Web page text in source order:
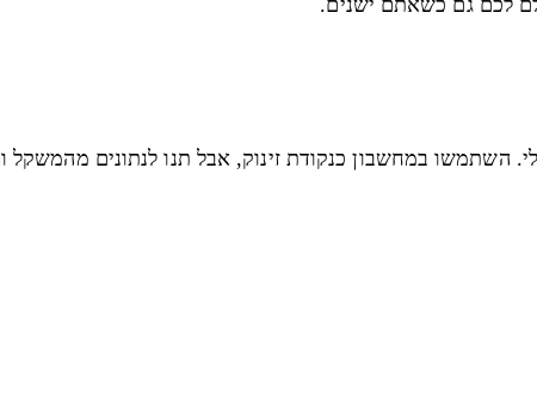
השתמשו במחשבון כנקודת זינוק, אבל תנו לנתונים